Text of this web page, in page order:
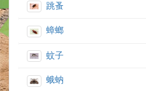
跳蚤
蟑螂
蚊子
蛾蚋